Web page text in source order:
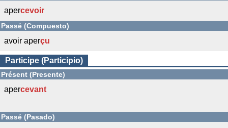
apercevoir
Passé (Compuesto)
avoir aperçu
Participe (Participio)
Présent (Presente)
apercevant
Passé (Pasado)